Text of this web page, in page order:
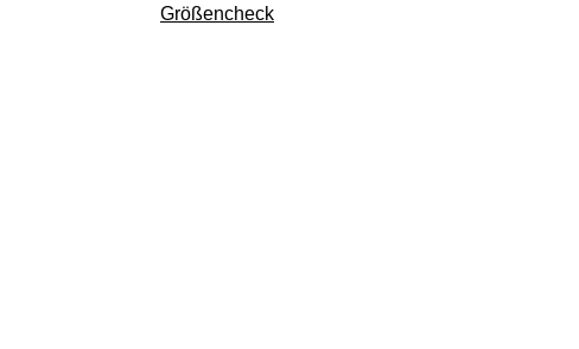
Größencheck